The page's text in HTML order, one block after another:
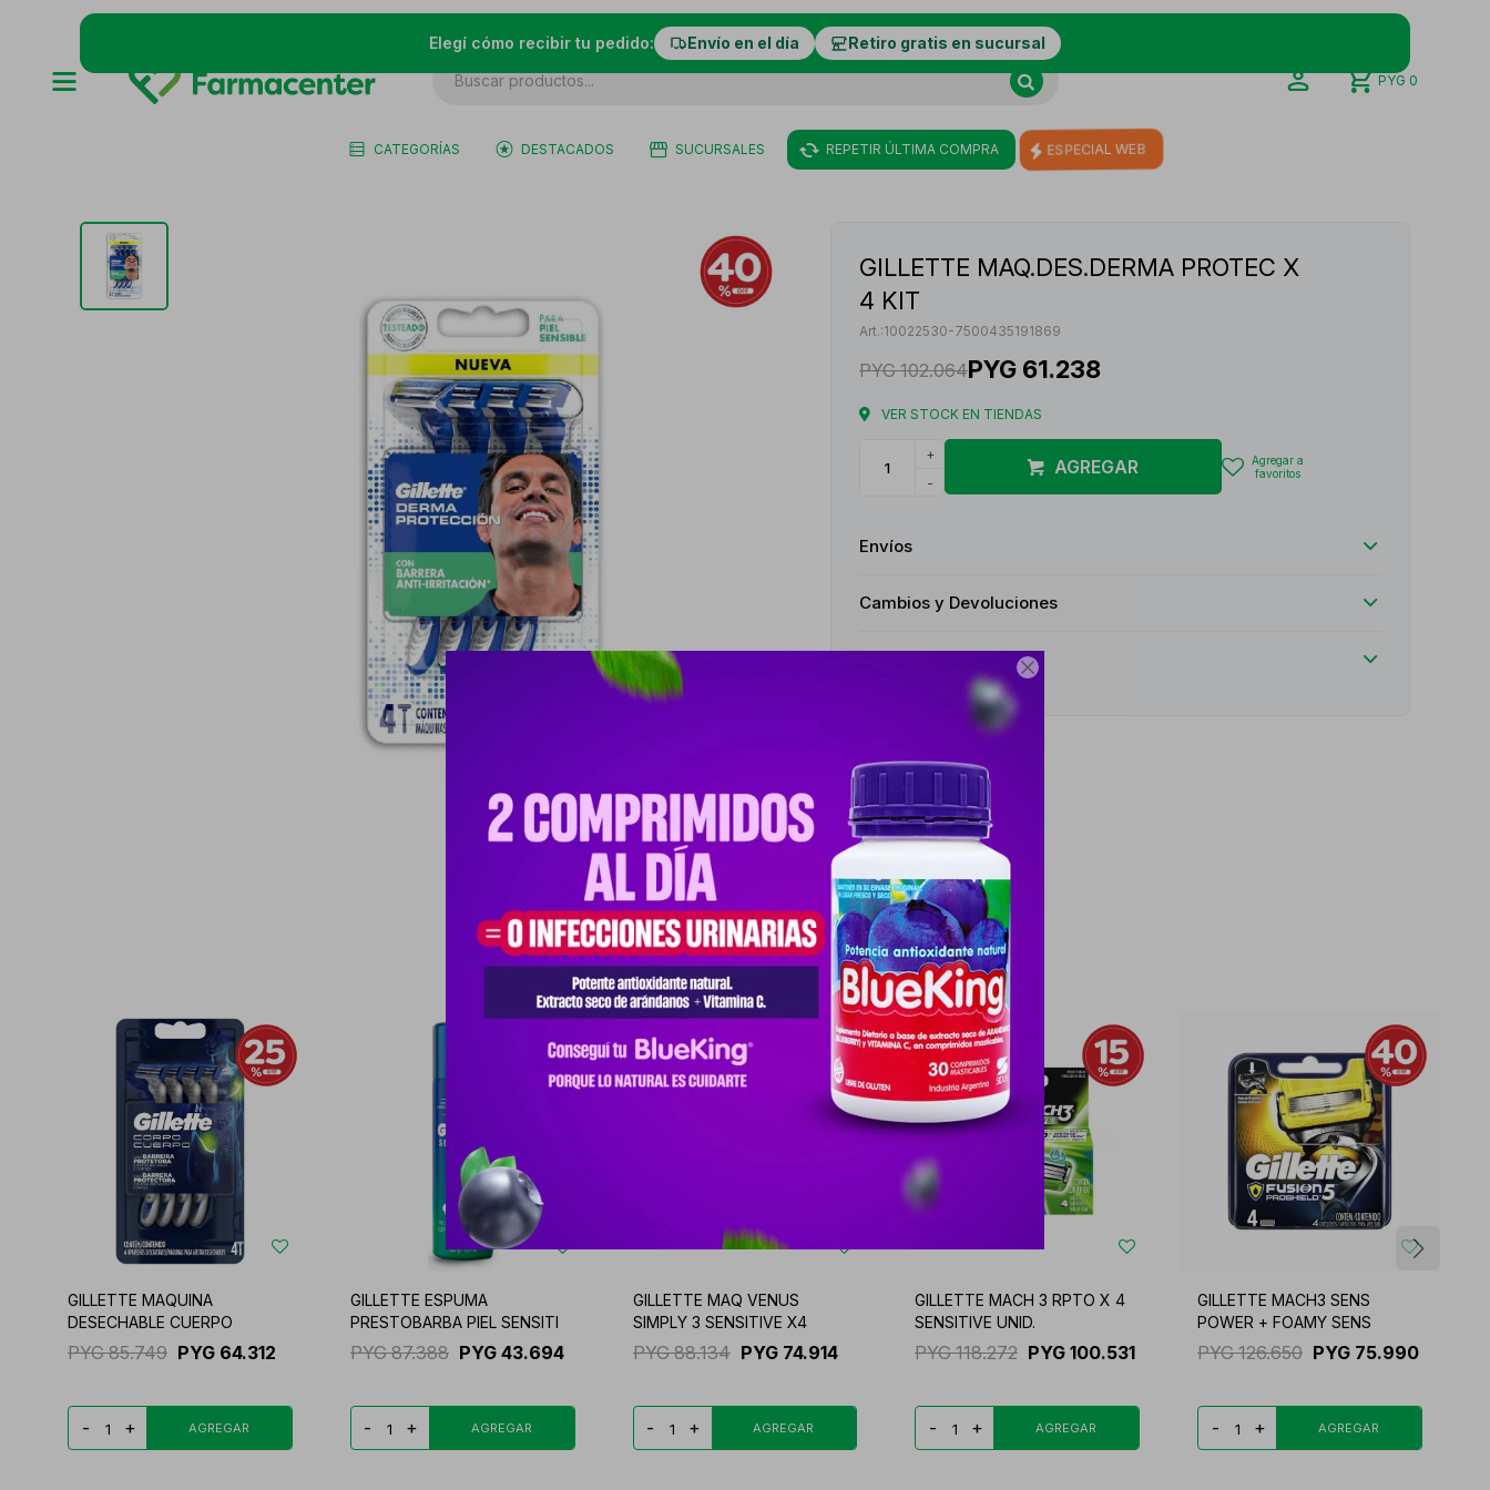

Elegí cómo recibir tu pedido: Envío en el día Retiro gratis en sucursal
CATEGORÍAS DESTACADOS SUCURSALES REPETIR ÚLTIMA COMPRA ESPECIAL WEB
PYG 0
GILLETTE MAQ.DES.DERMA PROTEC X
4 KIT
10022530-7500435191869
PYG 102.064PYG 61.238
VER STOCK EN TIENDAS
+
-
AGREGAR
Envíos
Cambios y Devoluciones
Productos que te pueden interesar
GILLETTE MAQUINA
DESECHABLE CUERPO
PYG 85.749 PYG 64.312
- +
GILLETTE ESPUMA
PRESTOBARBA PIEL SENSITI
PYG 87.388 PYG 43.694
- +
GILLETTE MAQ VENUS
SIMPLY 3 SENSITIVE X4
PYG 88.134 PYG 74.914
- +
GILLETTE MACH 3 RPTO X 4
SENSITIVE UNID.
PYG 118.272 PYG 100.531
- +
GILLETTE MACH3 SENS
POWER + FOAMY SENS
PYG 126.650 PYG 75.990
- +